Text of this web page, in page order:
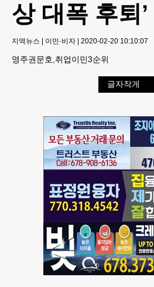
상 대폭 후퇴’
지역뉴스 | 이민·비자 | 2020-02-20 10:10:07
영주권문호,취업이민3순위
글자작게